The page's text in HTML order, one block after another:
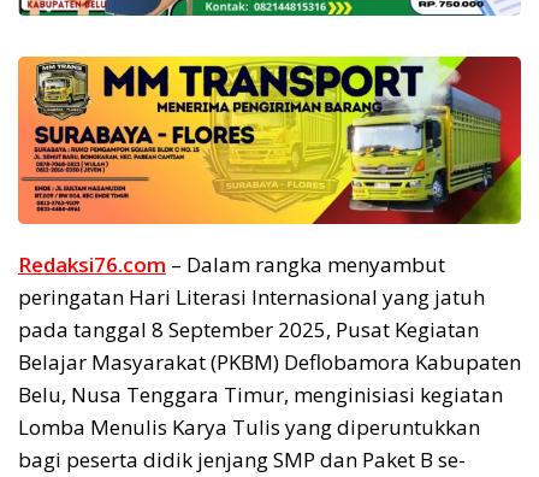
Redaksi76.com – Dalam rangka menyambut
peringatan Hari Literasi Internasional yang jatuh
pada tanggal 8 September 2025, Pusat Kegiatan
Belajar Masyarakat (PKBM) Deflobamora Kabupaten
Belu, Nusa Tenggara Timur, menginisiasi kegiatan
Lomba Menulis Karya Tulis yang diperuntukkan
bagi peserta didik jenjang SMP dan Paket B se-